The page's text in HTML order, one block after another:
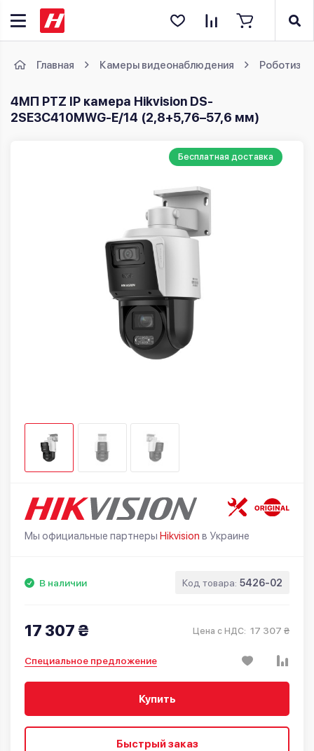
Главная Камеры видеонаблюдения
4MП PTZ IP камера Hikvision DS-
2SE3C410MWG-E/14 (2,8+5,76–57,6 мм)
Бесплатная доставка
Мы официальные партнеры Hikvision в Украине
В наличии Код товара: 5426-02
17 307 ₴ Цена с НДС: 17 307 ₴
Специальное предложение
Купить
Быстрый заказ